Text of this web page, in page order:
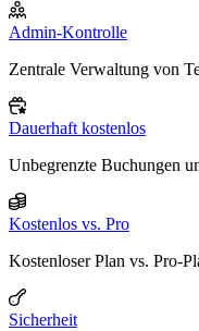
Admin-Kontrolle
Zentrale Verwaltung von
Dauerhaft kostenlos
Unbegrenzte Buchungen
Kostenlos vs. Pro
Kostenloser Plan vs. Pro-
Sicherheit